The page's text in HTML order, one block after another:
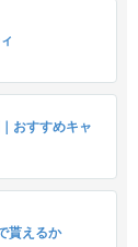
おすすめキャ
貰えるか